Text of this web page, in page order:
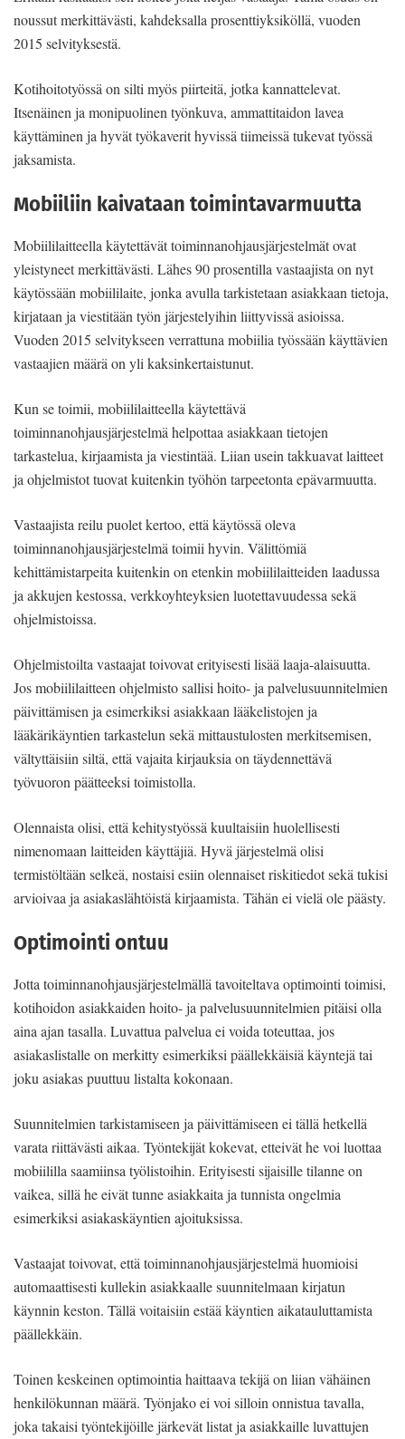
noussut merkittävästi, kahdeksalla prosenttiyksiköllä, vuoden
2015 selvityksestä.
Kotihoitotyössä on silti myös piirteitä, jotka kannattelevat.
Itsenäinen ja monipuolinen työnkuva, ammattitaidon lavea
käyttäminen ja hyvät työkaverit hyvissä tiimeissä tukevat työssä
jaksamista.
Mobiiliin kaivataan toimintavarmuutta
Mobiililaitteella käytettävät toiminnanohjausjärjestelmät ovat
yleistyneet merkittävästi. Lähes 90 prosentilla vastaajista on nyt
käytössään mobiililaite, jonka avulla tarkistetaan asiakkaan tietoja,
kirjataan ja viestitään työn järjestelyihin liittyvissä asioissa.
Vuoden 2015 selvitykseen verrattuna mobiilia työssään käyttävien
vastaajien määrä on yli kaksinkertaistunut.
Kun se toimii, mobiililaitteella käytettävä
toiminnanohjausjärjestelmä helpottaa asiakkaan tietojen
tarkastelua, kirjaamista ja viestintää. Liian usein takkuavat laitteet
ja ohjelmistot tuovat kuitenkin työhön tarpeetonta epävarmuutta.
Vastaajista reilu puolet kertoo, että käytössä oleva
toiminnanohjausjärjestelmä toimii hyvin. Välittömiä
kehittämistarpeita kuitenkin on etenkin mobiililaitteiden laadussa
ja akkujen kestossa, verkkoyhteyksien luotettavuudessa sekä
ohjelmistoissa.
Ohjelmistoilta vastaajat toivovat erityisesti lisää laaja-alaisuutta.
Jos mobiililaitteen ohjelmisto sallisi hoito- ja palvelusuunnitelmien
päivittämisen ja esimerkiksi asiakkaan lääkelistojen ja
lääkärikäyntien tarkastelun sekä mittaustulosten merkitsemisen,
vältyttäisiin siltä, että vajaita kirjauksia on täydennettävä
työvuoron päätteeksi toimistolla.
Olennaista olisi, että kehitystyössä kuultaisiin huolellisesti
nimenomaan laitteiden käyttäjiä. Hyvä järjestelmä olisi
termistöltään selkeä, nostaisi esiin olennaiset riskitiedot sekä tukisi
arvioivaa ja asiakaslähtöistä kirjaamista. Tähän ei vielä ole päästy.
Optimointi ontuu
Jotta toiminnanohjausjärjestelmällä tavoiteltava optimointi toimisi,
kotihoidon asiakkaiden hoito- ja palvelusuunnitelmien pitäisi olla
aina ajan tasalla. Luvattua palvelua ei voida toteuttaa, jos
asiakaslistalle on merkitty esimerkiksi päällekkäisiä käyntejä tai
joku asiakas puuttuu listalta kokonaan.
Suunnitelmien tarkistamiseen ja päivittämiseen ei tällä hetkellä
varata riittävästi aikaa. Työntekijät kokevat, etteivät he voi luottaa
mobiililla saamiinsa työlistoihin. Erityisesti sijaisille tilanne on
vaikea, sillä he eivät tunne asiakkaita ja tunnista ongelmia
esimerkiksi asiakaskäyntien ajoituksissa.
Vastaajat toivovat, että toiminnanohjausjärjestelmä huomioisi
automaattisesti kullekin asiakkaalle suunnitelmaan kirjatun
käynnin keston. Tällä voitaisiin estää käyntien aikatauluttamista
päällekkäin.
Toinen keskeinen optimointia haittaava tekijä on liian vähäinen
henkilökunnan määrä. Työnjako ei voi silloin onnistua tavalla,
joka takaisi työntekijöille järkevät listat ja asiakkaille luvattujen